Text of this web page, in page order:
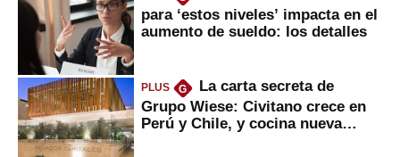
para ‘estos niveles’ impacta en el
aumento de sueldo: los detalles
PLUS G
La carta secreta de
Grupo Wiese: Civitano crece en
Perú y Chile, y cocina nueva